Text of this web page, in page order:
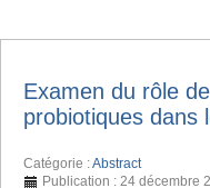
Examen du rôle
probiotiques dans
Catégorie :Abstract
Publication : 24 décembre